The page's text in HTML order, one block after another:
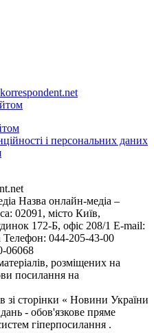
і персональних даних
Назва онлайн-медіа –
02091, місто Київ,
172-Б, офіс 208/1 E-mail:
Телефон: 044-205-43-00
06068
розміщених на
посилання на
зі сторінки « Новини України
- обов'язкове пряме
гіперпосилання .